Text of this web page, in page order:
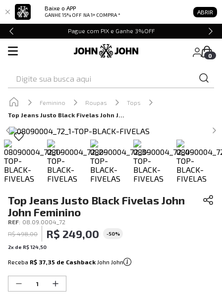
Baixe o APP
GANHE 15% OFF NA 1ª COMPRA * ABRIR
Pague com PIX e Ganhe 3%OFF
0
Feminino Roupas
Tops
Top Jeans Justo Black Fivelas John John Feminino
Top Jeans Justo Black Fivelas John
John Feminino
REF: 08.09.0004_72
R$ 498,00 R$ 249,00 -50%
2x de R$124 50
Receba R$ 37,35 de Cashback John John